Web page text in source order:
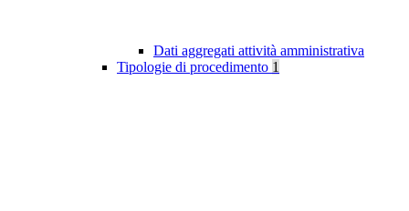
Dati aggregati attività amministrativa
Tipologie di procedimento 1